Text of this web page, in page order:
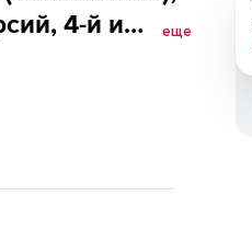
4-й и
еще